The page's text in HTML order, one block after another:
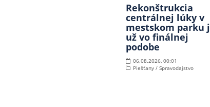
Rekonštrukcia
centrálnej lúky v
mestskom parku
už vo finálnej
podobe
06.08.2026, 00:01
Piešťany / Spravodajstvo